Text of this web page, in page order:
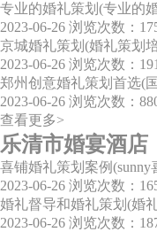
专业的婚礼策划(专业的
2023-06-26 浏览次数：
京城婚礼策划(婚礼策划
2023-06-26 浏览次数：
郑州创意婚礼策划首选(
2023-06-26 浏览次数：
查看更多>
乐清市婚宴酒店
喜铺婚礼策划案例
2023-06-26 浏览次数：
婚礼督导和婚礼策划(婚
2023-06-26 浏览次数：